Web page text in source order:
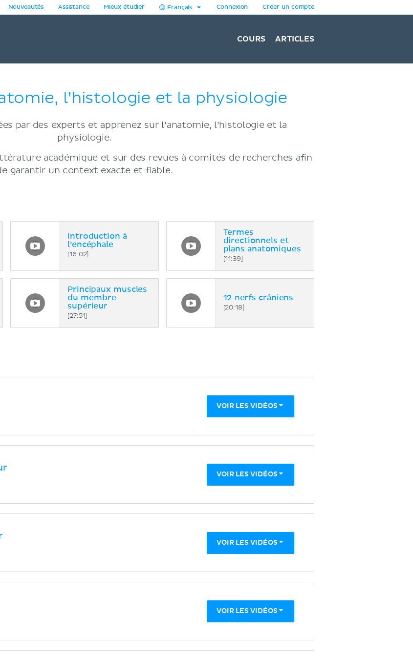
Nouveautés Assistance Mieux étudier Français Connexion Créer un compte
COURS ARTICLES
l’histologie et la physiologie
par des experts et apprenez sur l’anatomie, l’histologie et la
physiologie.
académique et sur des revues à comités de recherches afin
garantir un context exacte et fiable.
Introduction à
l’encéphale
[16:02]
Termes
directionnels et
plans anatomiques
[11:39]
Principaux muscles
du membre
supérieur
[27:51]
12 nerfs crâniens
[20:18]
VOIR LES VIDÉOS
VOIR LES VIDÉOS
VOIR LES VIDÉOS
VOIR LES VIDÉOS